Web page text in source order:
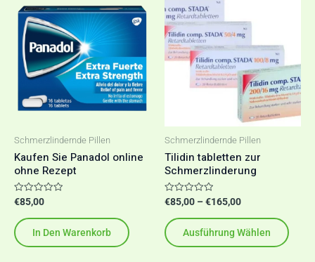
Schmerzlindernde Pillen
Kaufen Sie Panadol online
ohne Rezept
Bewertet
von
5
€85,00
In Den Warenkorb
Schmerzlindernde Pillen
Tilidin tabletten zur
Schmerzlinderung
Bewertet
von
5
€85,00 –€165,00
bis
€165,00
Ausführung Wählen
auf.
Die